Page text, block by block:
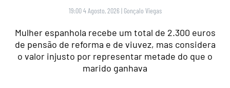
19:00 4 Agosto, 2026 | Gonçalo Viegas
Mulher espanhola recebe um total de 2.300 euros
de pensão de reforma e de viuvez, mas considera
o valor injusto por representar metade do que o
marido ganhava